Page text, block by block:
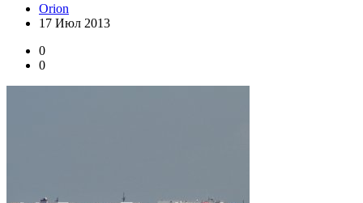
Orion
17 Июл 2013
0
0